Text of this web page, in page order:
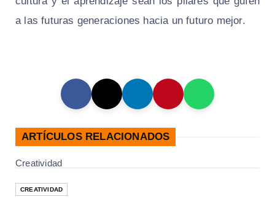
a las futuras generaciones hacia un futuro mejor.
ARTÍCULOS RELACIONADOS
Creatividad
CREATIVIDAD